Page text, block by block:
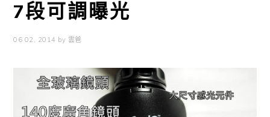
7段可調曝光
06 02, 2014 by 雲爸